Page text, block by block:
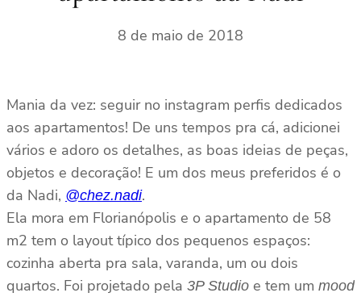
8 de maio de 2018
Mania da vez: seguir no instagram perfis dedicados
aos apartamentos! De uns tempos pra cá, adicionei
vários e adoro os detalhes, as boas ideias de peças,
objetos e decoração! E um dos meus preferidos é o
da Nadi, @chez.nadi.
Ela mora em Florianópolis e o apartamento de 58
m2 tem o layout típico dos pequenos espaços:
cozinha aberta pra sala, varanda, um ou dois
quartos. Foi projetado pela 3P Studio e tem um mood